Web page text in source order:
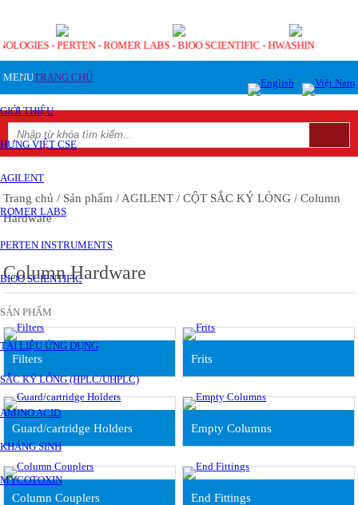
- PERTEN - ROMER LABS - BIOO SCIENTIFIC - HWASHIN
MENUTRANG CHỦ
GIỚI THIỆU
HƯNG VIỆT CSE
AGILENT
ROMER LABS
PERTEN INSTRUMENTS
BIOO SCIENTIFIC
SẢN PHẨM
TÀI LIỆU ỨNG DỤNG
SẮC KÝ LỎNG (HPLC/UHPLC)
AMINO ACID
KHÁNG SINH
MYCOTOXIN
Trang chủ / Sản phẩm/ AGILENT / CỘT SẮC KÝ LỎNG / Column
Hardware
Column Hardware
Filters Frits
Guard/cartridge Holders Empty Columns
Column Couplers End Fittings